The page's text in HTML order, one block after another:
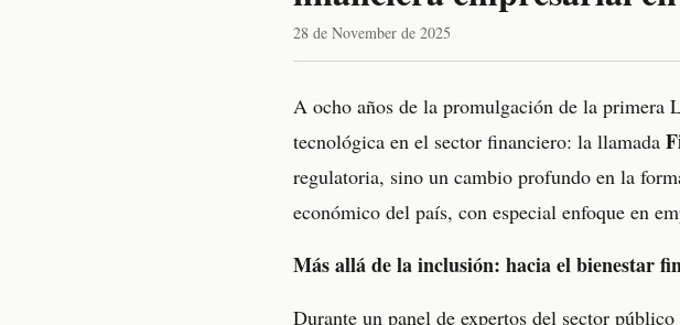
28 de November de 2025
A ocho años de la promulgación de la primera
tecnológica en el sector financiero: la llamada
regulatoria, sino un cambio profundo en la
económico del país, con especial enfoque en
Más allá de la inclusión: hacia el bienestar
Durante un panel de expertos del sector